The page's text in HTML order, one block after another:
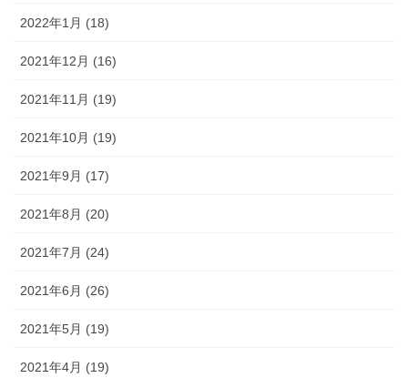
2022年1月 (18)
2021年12月 (16)
2021年11月 (19)
2021年10月 (19)
2021年9月 (17)
2021年8月 (20)
2021年7月 (24)
2021年6月 (26)
2021年5月 (19)
2021年4月 (19)